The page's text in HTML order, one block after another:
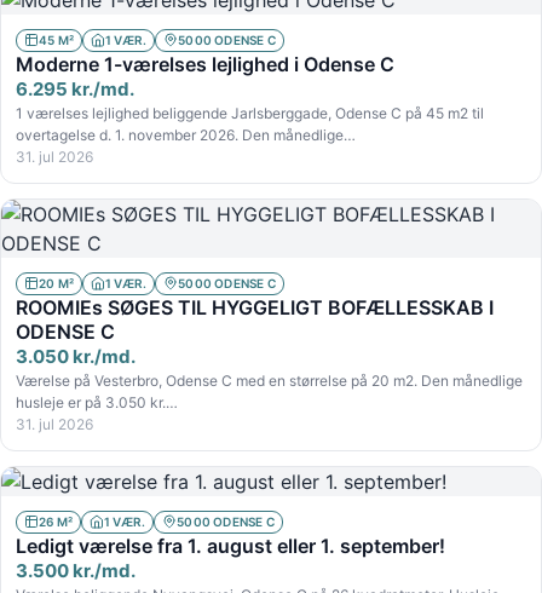
45 M² 1 VÆR. 5000 ODENSE C
Moderne 1-værelses lejlighed i Odense C
6.295 kr./md.
1 værelses lejlighed beliggende Jarlsberggade, Odense C på 45 m2 til
overtagelse d. 1. november 2026. Den månedlige…
31. jul 2026
20 M² 1 VÆR. 5000 ODENSE C
ROOMIEs SØGES TIL HYGGELIGT BOFÆLLESSKAB I
ODENSE C
3.050 kr./md.
Værelse på Vesterbro, Odense C med en størrelse på 20 m2. Den månedlige
husleje er på 3.050 kr.…
31. jul 2026
26 M² 1 VÆR. 5000 ODENSE C
Ledigt værelse fra 1. august eller 1. september!
3.500 kr./md.